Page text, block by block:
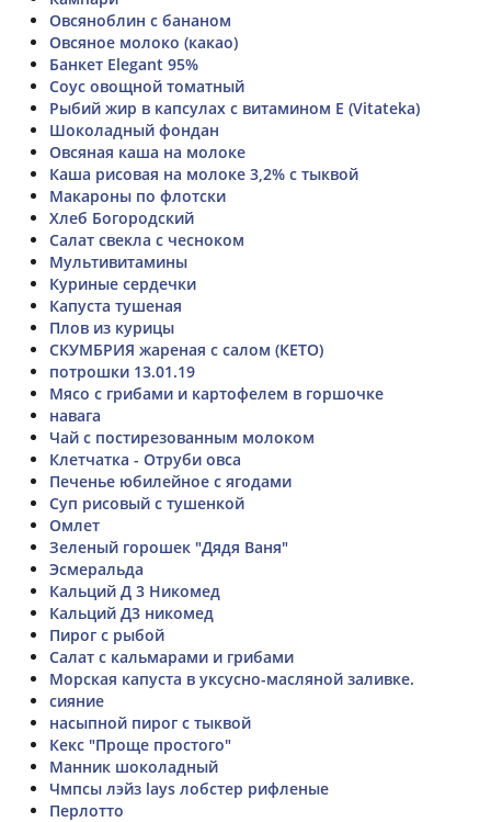
Овсяноблин с бананом
Овсяное молоко (какао)
Банкет Elegant 95%
Соус овощной томатный
Рыбий жир в капсулах с витамином Е (Vitateka)
Шоколадный фондан
Овсяная каша на молоке
Каша рисовая на молоке 3,2% с тыквой
Макароны по флотски
Хлеб Богородский
Салат свекла с чесноком
Мультивитамины
Куриные сердечки
Капуста тушеная
Плов из курицы
СКУМБРИЯ жареная с салом (КЕТО)
потрошки 13.01.19
Мясо с грибами и картофелем в горшочке
навага
Чай с постирезованным молоком
Клетчатка - Отруби овса
Печенье юбилейное с ягодами
Суп рисовый с тушенкой
Омлет
Зеленый горошек "Дядя Ваня"
Эсмеральда
Кальций Д 3 Никомед
Кальций Д3 никомед
Пирог с рыбой
Салат с кальмарами и грибами
Морская капуста в уксусно-масляной заливке.
сияние
насыпной пирог с тыквой
Кекс "Проще простого"
Манник шоколадный
Чмпсы лэйз lays лобстер рифленые
Перлотто